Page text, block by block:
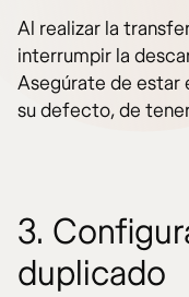
Al realizar la
interrumpir la
Asegúrate de estar
su defecto, de
3.
duplicado